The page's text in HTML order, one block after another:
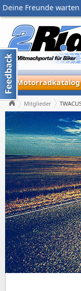
Deine Freunde
Motorradkatalog
Mitglieder